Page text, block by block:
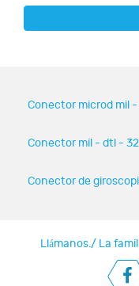
Conector microd mil
Conector mil - dtl -
Conector de
Llámanos./ La